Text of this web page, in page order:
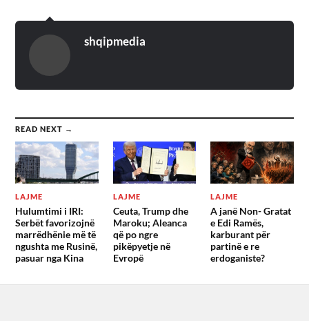
shqipmedia
READ NEXT →
LAJME
Hulumtimi i IRI:
Serbët favorizojnë
marrëdhënie më të
ngushta me Rusinë,
pasuar nga Kina
LAJME
Ceuta, Trump dhe
Maroku; Aleanca
që po ngre
pikëpyetje në
Evropë
LAJME
A janë Non- Gratat
e Edi Ramës,
karburant për
partinë e re
erdoganiste?